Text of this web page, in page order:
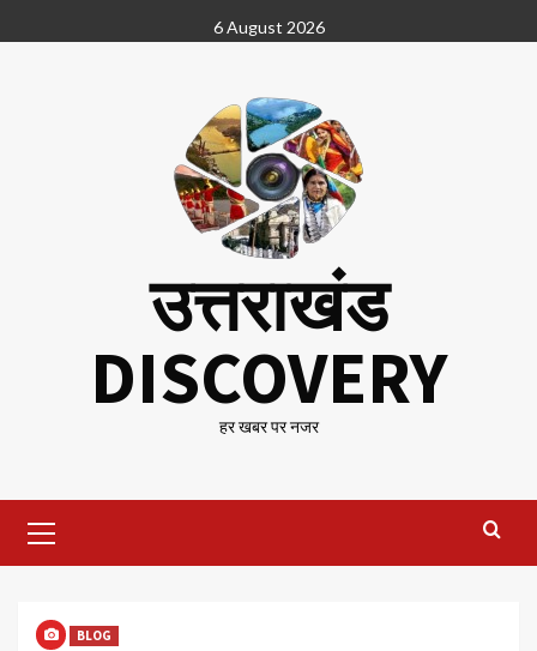
to
6 August 2026
उत्तराखंड
DISCOVERY
हर खबर पर नजर
Menu
BLOG